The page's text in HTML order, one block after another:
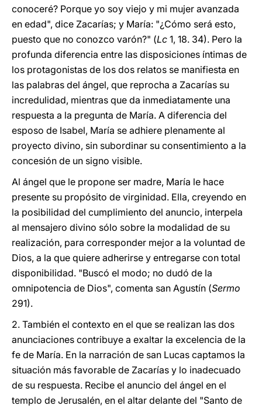
conoceré? Porque yo soy viejo y mi mujer avanzada
en edad", dice Zacarías; y María: "¿Cómo será esto,
puesto que no conozco varón?" (Lc 1, 18. 34). Pero la
profunda diferencia entre las disposiciones íntimas de
los protagonistas de los dos relatos se manifiesta en
las palabras del ángel, que reprocha a Zacarías su
incredulidad, mientras que da inmediatamente una
respuesta a la pregunta de María. A diferencia del
esposo de Isabel, María se adhiere plenamente al
proyecto divino, sin subordinar su consentimiento a la
concesión de un signo visible.
Al ángel que le propone ser madre, María le hace
presente su propósito de virginidad. Ella, creyendo en
la posibilidad del cumplimiento del anuncio, interpela
al mensajero divino sólo sobre la modalidad de su
realización, para corresponder mejor a la voluntad de
Dios, a la que quiere adherirse y entregarse con total
disponibilidad. "Buscó el modo; no dudó de la
omnipotencia de Dios", comenta san Agustín (Sermo
291).
2. También el contexto en el que se realizan las dos
anunciaciones contribuye a exaltar la excelencia de la
fe de María. En la narración de san Lucas captamos la
situación más favorable de Zacarías y lo inadecuado
de su respuesta. Recibe el anuncio del ángel en el
templo de Jerusalén, en el altar delante del "Santo de